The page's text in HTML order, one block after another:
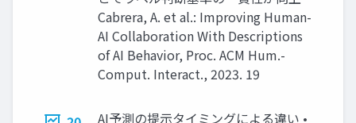
Cabrera, A. et al.: Improving Human-
AI Collaboration With Descriptions
of AI Behavior, Proc. ACM Hum.-
Comput. Interact., 2023. 19
AI予測の提示タイミングによる違い •